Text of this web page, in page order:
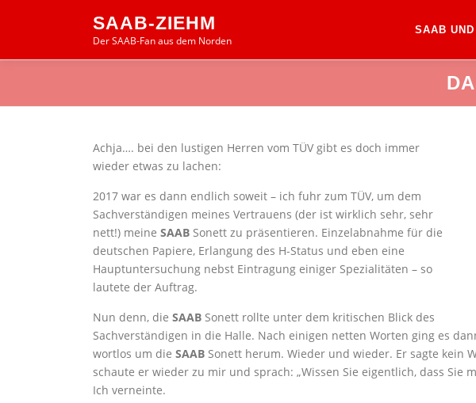
SAAB-ZIEHM
Der SAAB-Fan aus dem Norden
SAAB UND
Achja…. bei den lustigen Herren vom TÜV gibt es doch immer
wieder etwas zu lachen:
2017 war es dann endlich soweit – ich fuhr zum TÜV, um dem
Sachverständigen meines Vertrauens (der ist wirklich sehr, sehr
nett!) meine SAAB Sonett zu präsentieren. Einzelabnahme für die
deutschen Papiere, Erlangung des H-Status und eben eine
Hauptuntersuchung nebst Eintragung einiger Spezialitäten – so
lautete der Auftrag.
Nun denn, die SAAB Sonett rollte unter dem kritischen Blick des
Sachverständigen in die Halle. Nach einigen netten Worten ging es
wortlos um die SAAB Sonett herum. Wieder und wieder. Er sagte kein
schaute er wieder zu mir und sprach: „Wissen Sie eigentlich, dass Sie
Ich verneinte.